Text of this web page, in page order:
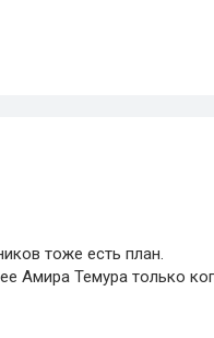
тоже есть план.
Амира Темура только